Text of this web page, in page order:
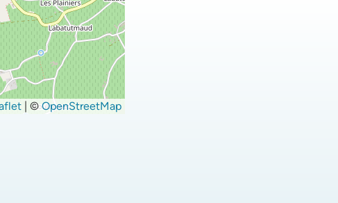
| ©OpenStreetMap